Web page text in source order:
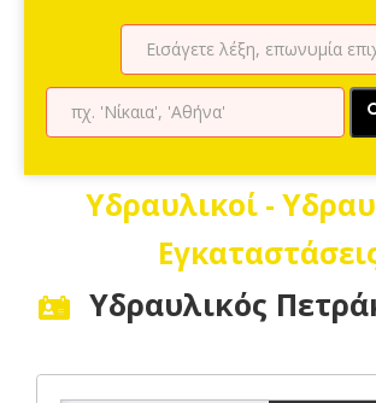
Υδραυλικοί -
Υδραυλικός